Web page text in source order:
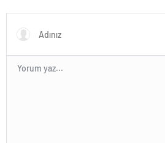
itibaren göreceğiz’